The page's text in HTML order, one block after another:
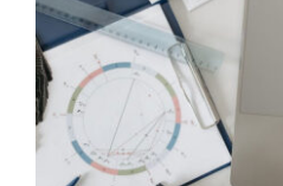
ACERCA
CONTACTO